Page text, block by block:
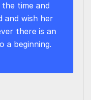
time and
and wish her
there is an
a beginning.